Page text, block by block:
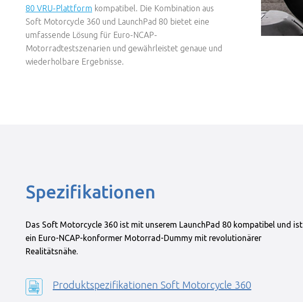
80 VRU-Plattform kompatibel. Die Kombination aus
Soft Motorcycle 360 und LaunchPad 80 bietet eine
umfassende Lösung für Euro-NCAP-
Motorradtestszenarien und gewährleistet genaue und
wiederholbare Ergebnisse.
Spezifikationen
Das Soft Motorcycle 360 ist mit unserem LaunchPad 80 kompatibel und ist
ein Euro-NCAP-konformer Motorrad-Dummy mit revolutionärer
Realitätsnähe.
Produktspezifikationen Soft Motorcycle 360